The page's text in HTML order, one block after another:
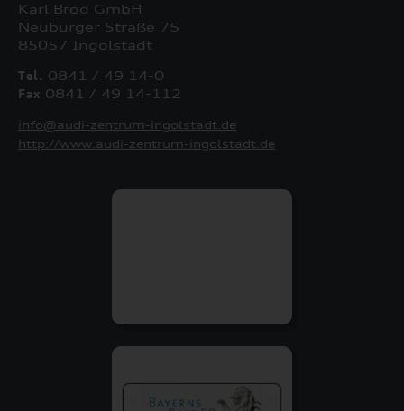
Karl Brod GmbH
Neuburger Straße 75
85057 Ingolstadt
Tel. 0841 / 49 14-0
Fax 0841 / 49 14-112
info@audi-zentrum-ingolstadt.de
http://www.audi-zentrum-ingolstadt.de